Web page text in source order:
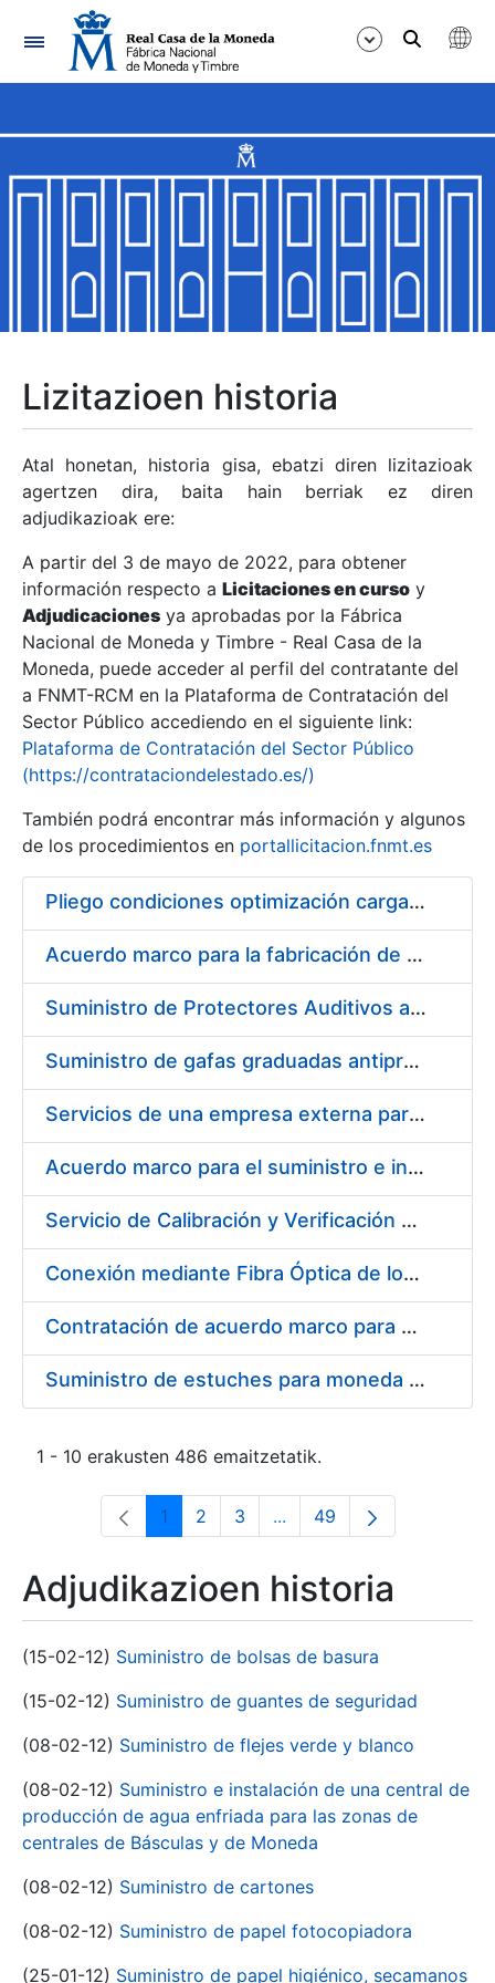
Nabigazioa
Erakutsi/Ezkutatu
Erakutsi/Ezkutatu
Erakutsi/Ezkutatu
Erakutsi/Ezkutatu
Erakutsi/Ezkutatu
Erakutsi/Ezkutatu
Erakutsi/Ezkutatu
Erakutsi/Ezkutatu
Lizitazioen historia
Atal honetan, historia gisa, ebatzi diren lizitazioak
agertzen dira, baita hain berriak ez diren
adjudikazioak ere:
A partir del 3 de mayo de 2022, para obtener
información respecto a Licitaciones en curso y
Adjudicaciones ya aprobadas por la Fábrica
Nacional de Moneda y Timbre - Real Casa de la
Moneda, puede acceder al perfil del contratante del
a FNMT-RCM en la Plataforma de Contratación del
Sector Público accediendo en el siguiente link:
Plataforma de Contratación del Sector Público
(https://contrataciondelestado.es/)
También podrá encontrar más información y algunos
de los procedimientos en portallicitacion.fnmt.es
Pliego condiciones optimización cargas compras firmado
Acuerdo marco para la fabricación de piezas
Suministro de Protectores Auditivos a medida para las personas trabajadoras de los Centros de Trabajo de Madrid y Burgos
Suministro de gafas graduadas antiproyecciones para los trabajadores de la FNMT-RCM en los centros de trabajo de Madrid y Burgos
Servicios de una empresa externa para el asesoramiento y resolución de los recursos de alzada que se presentan relacionados con procesos de selección para la FNMT-RCM
Acuerdo marco para el suministro e instalación de persianas, estores y otros complementos
Servicio de Calibración y Verificación Externa de los Equipos de Medición del Servicio de Prevención de la FNMT-RCM
Conexión mediante Fibra Óptica de los Centros de Proceso de Datos (CPDs) de las sedes de la FNMT-RCM de Burgos y Madrid
Contratación de acuerdo marco para el Suministro de Material de Electricidad para la Fábrica Nacional de Moneda y Timbre-Real Casa de la Moneda en su centro de trabajo de Burgos
Suministro de estuches para moneda de 30 €
1 - 10 erakusten 486 emaitzetatik.
Orrialdea
1 Orrialdea
2 Orrialdea
3 ...Intermediate Pages Use
Orrialdea
49
Adjudikazioen historia
(15-02-12) Suministro de bolsas de basura
(15-02-12) Suministro de guantes de seguridad
(08-02-12) Suministro de flejes verde y blanco
(08-02-12) Suministro e instalación de una central de
producción de agua enfriada para las zonas de
centrales de Básculas y de Moneda
(08-02-12) Suministro de cartones
(08-02-12) Suministro de papel fotocopiadora
(25-01-12) Suministro de papel higiénico, secamanos